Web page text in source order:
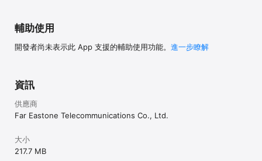
輔助使用
開發者尚未表示此 App 支援的輔助使用功能。 進一步瞭解
資訊
供應商
Far Eastone Telecommunications Co., Ltd.
大小
217.7 MB